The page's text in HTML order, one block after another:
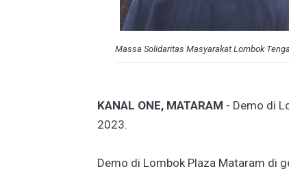
Massa Solidaritas Masyarakat Lombok
KANAL ONE, MATARAM - Demo di
2023.
Demo di Lombok Plaza Mataram di